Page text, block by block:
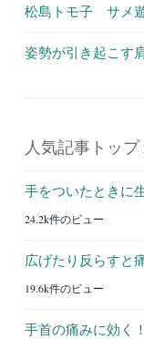
松島トモ子 サメ
姿勢が引き起こす
人気記事トップ
手をついたときに
24.2k件のビュー
広げたり反らすと
19.6k件のビュー
手首の痛みに効く